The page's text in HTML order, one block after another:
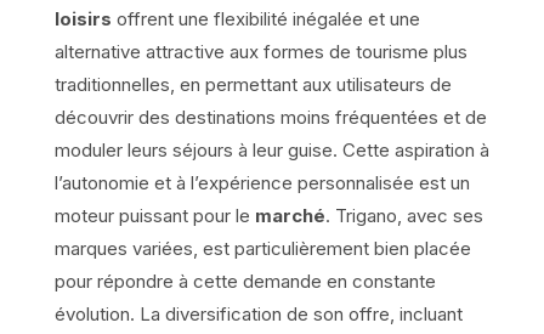
loisirs offrent une flexibilité inégalée et une
alternative attractive aux formes de tourisme plus
traditionnelles, en permettant aux utilisateurs de
découvrir des destinations moins fréquentées et de
moduler leurs séjours à leur guise. Cette aspiration à
l’autonomie et à l’expérience personnalisée est un
moteur puissant pour le marché. Trigano, avec ses
marques variées, est particulièrement bien placée
pour répondre à cette demande en constante
évolution. La diversification de son offre, incluant